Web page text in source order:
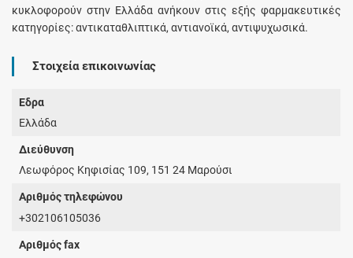
κυκλοφορούν στην Ελλάδα ανήκουν στις εξής φαρμακευτικές
κατηγορίες: αντικαταθλιπτικά, αντιανοϊκά, αντιψυχωσικά.
Στοιχεία επικοινωνίας
Έδρα
Ελλάδα
Διεύθυνση
Λεωφόρος Κηφισίας 109, 151 24 Μαρούσι
Αριθμός τηλεφώνου
+302106105036
Αριθμός fax